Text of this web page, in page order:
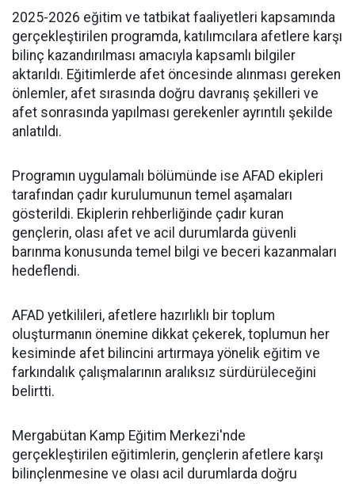
2025-2026 eğitim ve tatbikat faaliyetleri kapsamında
gerçekleştirilen programda, katılımcılara afetlere karşı
bilinç kazandırılması amacıyla kapsamlı bilgiler
aktarıldı. Eğitimlerde afet öncesinde alınması gereken
önlemler, afet sırasında doğru davranış şekilleri ve
afet sonrasında yapılması gerekenler ayrıntılı şekilde
anlatıldı.
Programın uygulamalı bölümünde ise AFAD ekipleri
tarafından çadır kurulumunun temel aşamaları
gösterildi. Ekiplerin rehberliğinde çadır kuran
gençlerin, olası afet ve acil durumlarda güvenli
barınma konusunda temel bilgi ve beceri kazanmaları
hedeflendi.
AFAD yetkilileri, afetlere hazırlıklı bir toplum
oluşturmanın önemine dikkat çekerek, toplumun her
kesiminde afet bilincini artırmaya yönelik eğitim ve
farkındalık çalışmalarının aralıksız sürdürüleceğini
belirtti.
Mergabütan Kamp Eğitim Merkezi'nde
gerçekleştirilen eğitimlerin, gençlerin afetlere karşı
bilinçlenmesine ve olası acil durumlarda doğru